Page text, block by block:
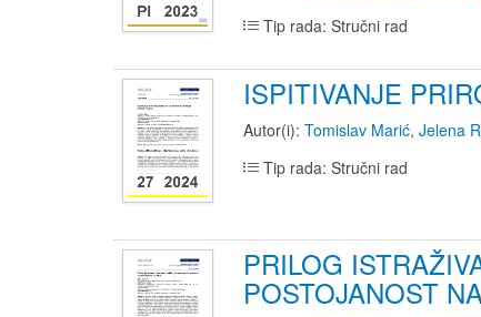
Tip rada: Stručni rad
ISPITIVANJE
Autor(i): Tomislav Marić, Jelena
Tip rada: Stručni rad
PRILOG
POSTOJANOST